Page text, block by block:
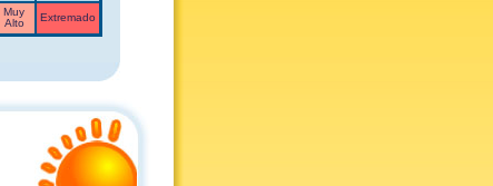
Muy
Alto
Extremado